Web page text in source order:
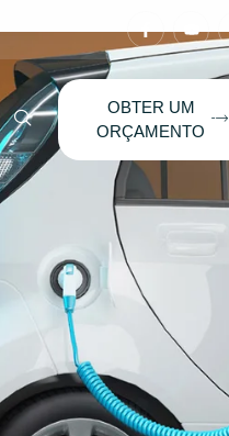
OBTER UM
ORÇAMENTO